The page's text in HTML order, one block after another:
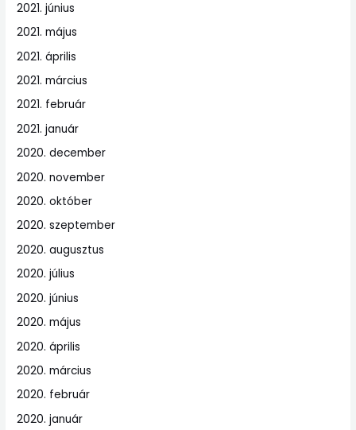
2021. június
2021. május
2021. április
2021. március
2021. február
2021. január
2020. december
2020. november
2020. október
2020. szeptember
2020. augusztus
2020. július
2020. június
2020. május
2020. április
2020. március
2020. február
2020. január